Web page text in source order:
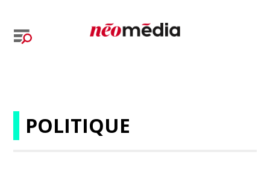
POLITIQUE